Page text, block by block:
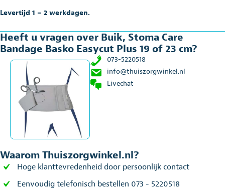
cm
Levertijd 1 – 2 werkdagen.
Heeft u vragen over Buik, Stoma Care
Bandage Basko Easycut Plus 19 of 23 cm?
073-5220518
info@thuiszorgwinkel.nl
Livechat
Waarom Thuiszorgwinkel.nl?
Hoge klanttevredenheid door persoonlijk contact
Eenvoudig telefonisch bestellen 073 - 5220518